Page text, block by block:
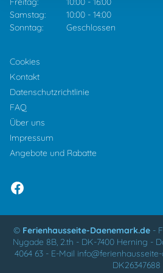
Samstag:
10:00 - 14:00
Sonntag:
Geschlossen
Cookies
Kontakt
Datenschutzrichtlinie
FAQ
Über uns
Impressum
Angebote und Rabatte
© Ferienhausseite-Daenemark.de-
Nygade 8B, 2.th - DK-7400 Herning -
4064 63- E-Mail
DK26347688